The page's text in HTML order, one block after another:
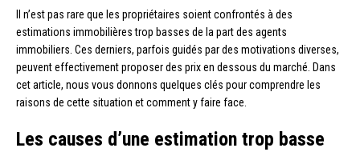
Il n’est pas rare que les propriétaires soient confrontés à des
estimations immobilières trop basses de la part des agents
immobiliers. Ces derniers, parfois guidés par des motivations diverses,
peuvent effectivement proposer des prix en dessous du marché. Dans
cet article, nous vous donnons quelques clés pour comprendre les
raisons de cette situation et comment y faire face.
Les causes d’une estimation trop basse